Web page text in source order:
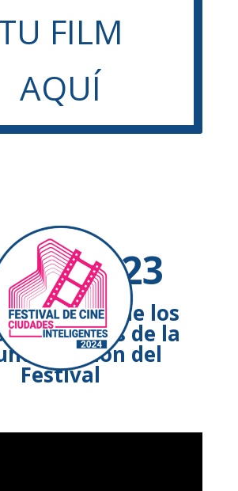
FILM
AQUÍ
2023
algunos de los
destacados de la
edición del
Festival